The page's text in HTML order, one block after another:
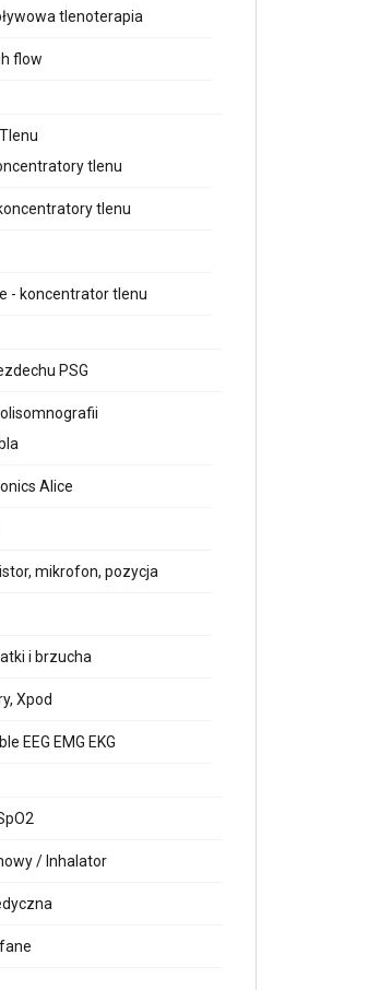
tlenoterapia
flow
tlenu
tlenu
- koncentrator tlenu
PSG
Alice
mikrofon, pozycja
i brzucha
Xpod
EEG EMG EKG
/ Inhalator